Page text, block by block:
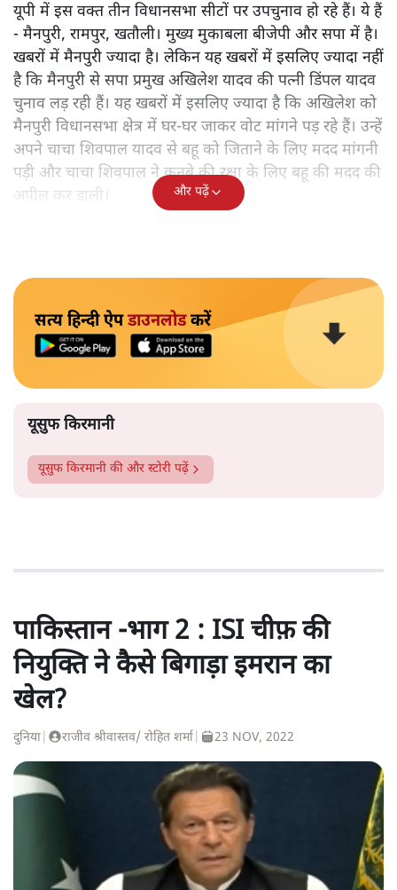
यूपी में इस वक्त तीन विधानसभा सीटों पर उपचुनाव हो रहे हैं। ये हैं
- मैनपुरी, रामपुर, खतौली। मुख्य मुकाबला बीजेपी और सपा में है।
खबरों में मैनपुरी ज्यादा है। लेकिन यह खबरों में इसलिए ज्यादा नहीं
है कि मैनपुरी से सपा प्रमुख अखिलेश यादव की पत्नी डिंपल यादव
चुनाव लड़ रही हैं। यह खबरों में इसलिए ज्यादा है कि अखिलेश को
मैनपुरी विधानसभा क्षेत्र में घर-घर जाकर वोट मांगने पड़ रहे हैं। उन्हें
अपने चाचा शिवपाल यादव से बहू को जिताने के लिए मदद मांगनी
पड़ी और चाचा शिवपाल ने कुनबे की रक्षा के लिए बहू की मदद की
अपील कर डाली।
और पढ़ें
सत्य हिन्दी ऐपडाउनलोडकरें
यूसुफ किरमानी
यूसुफ किरमानी की और स्टोरी पढ़ें
पाकिस्तान -भाग 2 : ISI चीफ़ की
नियुक्ति ने कैसे बिगाड़ा इमरान का
खेल?
दुनिया राजीव श्रीवास्तव/ रोहित शर्मा 23 NOV, 2022